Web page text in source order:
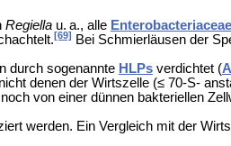
Regiellau. a., alle Enterobacteriaceae
[69] Bei Schmierläusen der
durch sogenannte HLPsverdichtet (
denen der Wirtszelle (≤ 70-S-
von einer dünnen bakteriellen
werden. Ein Vergleich mit der